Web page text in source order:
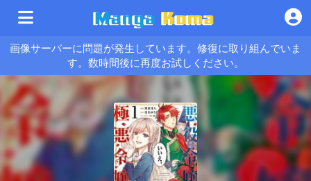
画像サーバーに問題が発生しています。修復に取り組んでいま
す。数時間後に再度お試しください。